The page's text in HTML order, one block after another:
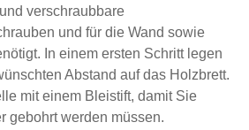
verschraubbare
und für die Wand sowie
In einem ersten Schritt legen
Abstand auf das Holzbrett.
mit einem Bleistift, damit Sie
gebohrt werden müssen.